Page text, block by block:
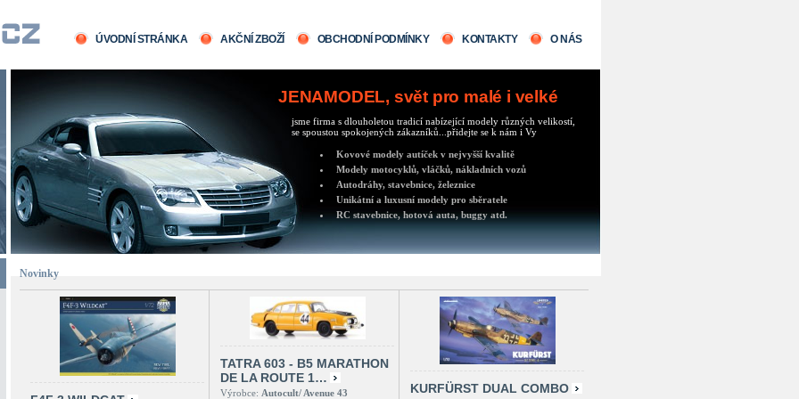
ÚVODNÍ STRÁNKA AKČNÍ ZBOŽÍ OBCHODNÍ PODMÍNKY KONTAKTY O NÁS
JENAMODEL, svět pro malé i velké
jsme firma s dlouholetou tradicí nabízející modely různých velikostí,
se spoustou spokojených zákazníků...přidejte se k nám i Vy
Kovové modely autíček v nejvyšší kvalitě
Modely motocyklů, vláčků, nákladních vozů
Autodráhy, stavebnice, železnice
Unikátní a luxusní modely pro sběratele
RC stavebnice, hotová auta, buggy atd.
Novinky
TATRA 603 - B5 MARATHON
DE LA ROUTE 1…
Výrobce: Autocult/ Avenue 43 KURFÜRST DUAL COMBO